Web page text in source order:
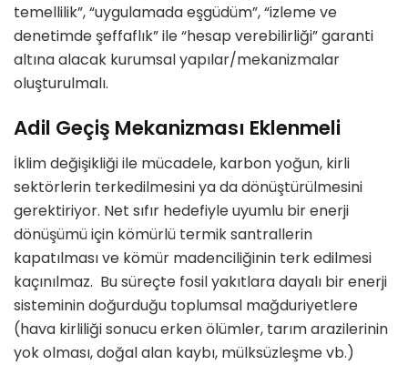
temellilik”, “uygulamada eşgüdüm”, “izleme ve
denetimde şeffaflık” ile “hesap verebilirliği” garanti
altına alacak kurumsal yapılar/mekanizmalar
oluşturulmalı.
Adil Geçiş Mekanizması Eklenmeli
İklim değişikliği ile mücadele, karbon yoğun, kirli
sektörlerin terkedilmesini ya da dönüştürülmesini
gerektiriyor. Net sıfır hedefiyle uyumlu bir enerji
dönüşümü için kömürlü termik santrallerin
kapatılması ve kömür madenciliğinin terk edilmesi
kaçınılmaz. Bu süreçte fosil yakıtlara dayalı bir enerji
sisteminin doğurduğu toplumsal mağduriyetlere
(hava kirliliği sonucu erken ölümler, tarım arazilerinin
yok olması, doğal alan kaybı, mülksüzleşme vb.)